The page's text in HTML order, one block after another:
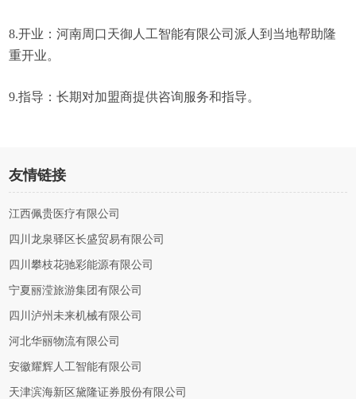
8.开业：河南周口天御人工智能有限公司派人到当地帮助隆
重开业。
9.指导：长期对加盟商提供咨询服务和指导。
友情链接
江西佩贵医疗有限公司
四川龙泉驿区长盛贸易有限公司
四川攀枝花驰彩能源有限公司
宁夏丽滢旅游集团有限公司
四川泸州未来机械有限公司
河北华丽物流有限公司
安徽耀辉人工智能有限公司
天津滨海新区黛隆证券股份有限公司